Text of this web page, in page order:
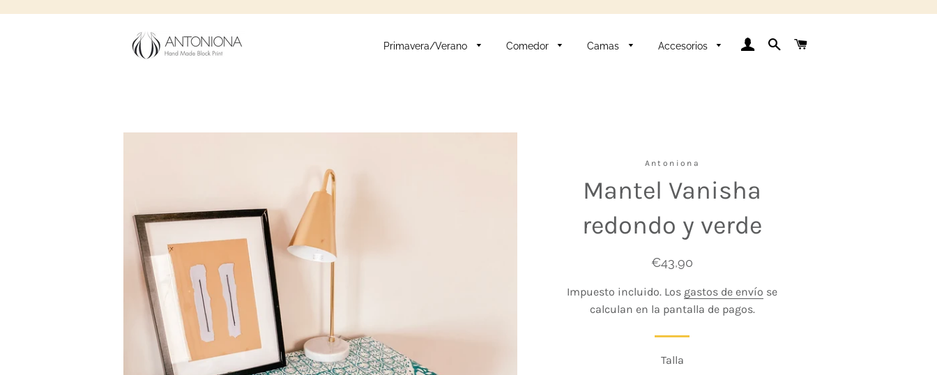
Primavera/Verano Comedor Camas Accesorios IngresarBuscarCarrito
Antoniona
Mantel Vanisha
redondo y verde
Precio
Precio
venta
€43,90
Impuesto incluido. Los gastos de envío se
calculan en la pantalla de pagos.
Talla